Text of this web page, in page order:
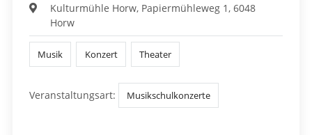
Kulturmühle Horw, Papiermühleweg 1, 6048
Horw
Musik Konzert Theater
Veranstaltungsart: Musikschulkonzerte